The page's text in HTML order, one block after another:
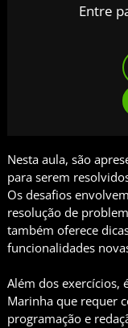
Entre
Nesta aula, são
para serem
Os desafios
resolução de
também oferece
funcionalidades
Além dos exercícios,
Marinha que requer
programação e